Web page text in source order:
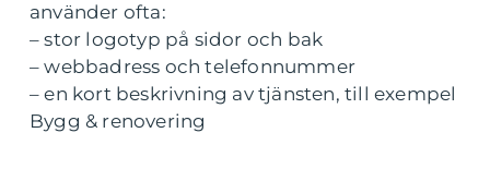
använder ofta:
– stor logotyp på sidor och bak
– webbadress och telefonnummer
– en kort beskrivning av tjänsten, till exempel
Bygg & renovering